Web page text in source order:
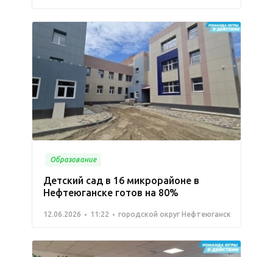
Образование
Детский сад в 16 микрорайоне в
Нефтеюганске готов на 80%
12.06.2026 11:22 городской округ Нефтеюганск